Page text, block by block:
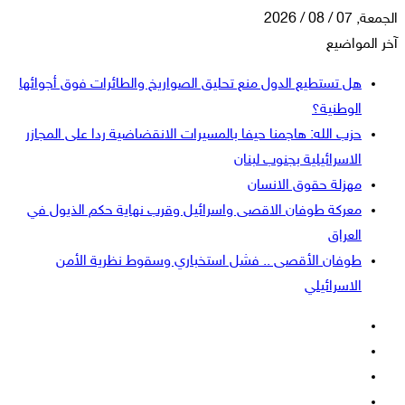
الجمعة, 07 / 08 / 2026
آخر المواضيع
هل تستطيع الدول منع تحليق الصواريخ والطائرات فوق أجوائها
الوطنية؟
حزب الله: هاجمنا حيفا بالمسيرات الانقضاضية ردا على المجازر
الاسرائيلية بجنوب لبنان
مهزلة حقوق الانسان
معركة طوفان الاقصى واسرائيل وقرب نهاية حكم الذيول في
العراق
طوفان الأقصى .. فشل استخباري وسقوط نظرية الأمن
الاسرائيلي